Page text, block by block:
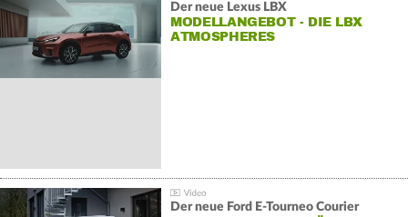
Der neue Lexus LBX
MODELLANGEBOT - DIE LBX
ATMOSPHERES
Der neue Ford E-Tourneo Courier